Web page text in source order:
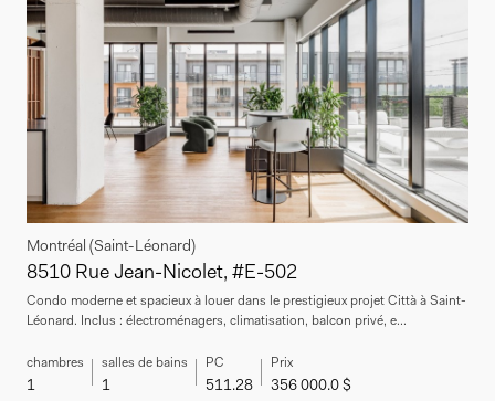
Montréal (Saint-Léonard)
8510 Rue Jean-Nicolet, #E-502
Condo moderne et spacieux à louer dans le prestigieux projet Città à Saint-
Léonard. Inclus : électroménagers, climatisation, balcon privé, e...
chambres
1
salles de bains
1
PC
511.28
Prix
356 000.0 $